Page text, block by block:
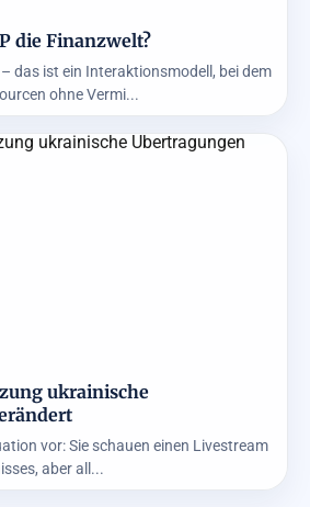
die Finanzwelt?
das ist ein Interaktionsmodell, bei dem
ohne Vermi...
ukrainische
vor: Sie schauen einen Livestream
aber all...